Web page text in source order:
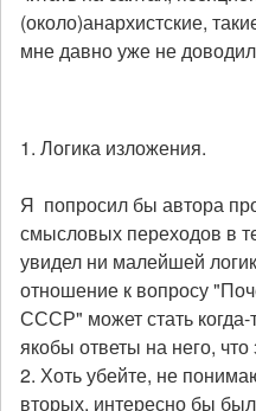
(около)анархистские,
мне давно уже не
1. Логика изложения.
Я попросил бы автора
смысловых переходов в
увидел ни малейшей
отношение к вопросу
СССР" может стать
якобы ответы на него,
2. Хоть убейте, не
вторых, интересно бы